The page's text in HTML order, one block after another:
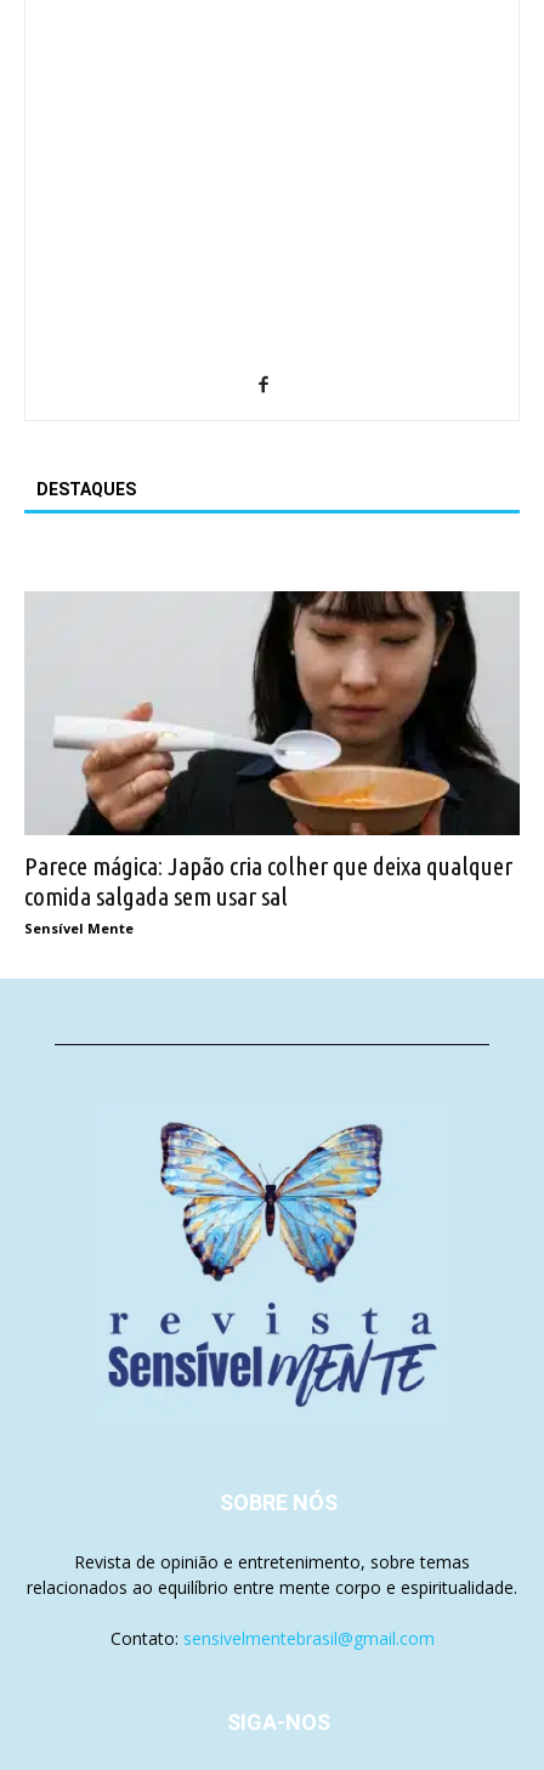
DESTAQUES
Parece mágica: Japão cria colher que deixa qualquer
comida salgada sem usar sal
Sensível Mente
SOBRE NÓS
Revista de opinião e entretenimento, sobre temas
relacionados ao equilíbrio entre mente corpo e espiritualidade.
Contato: sensivelmentebrasil@gmail.com
SIGA-NOS